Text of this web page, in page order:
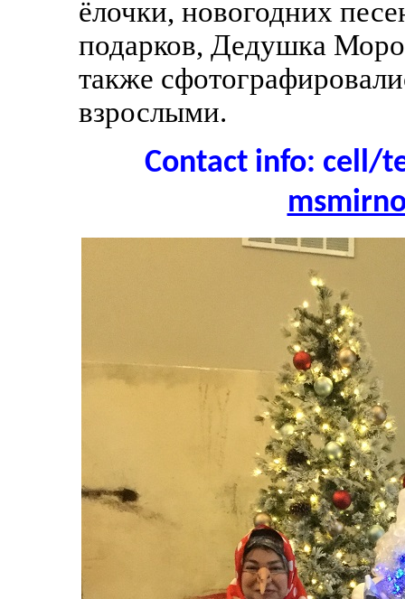
ёлочки, новогодних
подарков, Дедушка
также
взрослыми.
Contact info: cell/